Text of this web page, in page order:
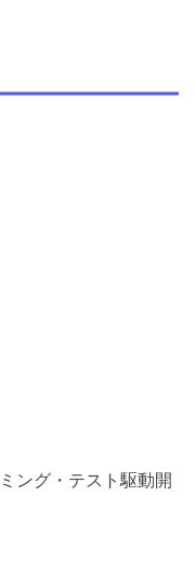
ング・テスト駆動開